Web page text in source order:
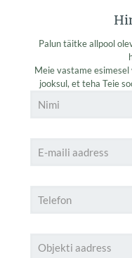
Palun täitke allpool
Meie vastame
jooksul, et teha Teie